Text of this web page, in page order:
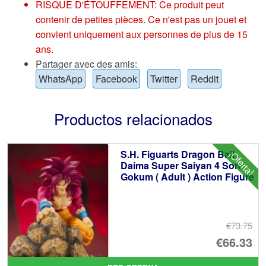
RISQUE D'ÉTOUFFEMENT: Ce produit peut
contenir de petites pièces. Ce n'est pas un jouet et
convient uniquement aux personnes de plus de 15
ans.
Partager avec des amis:
WhatsApp
Facebook Twitter Reddit
Productos relacionados
¡Oferta!
S.H. Figuarts Dragon Ball
Daima Super Saiyan 4 Son
Gokum ( Adult ) Action Figure
€73.75
El
€66.33
El